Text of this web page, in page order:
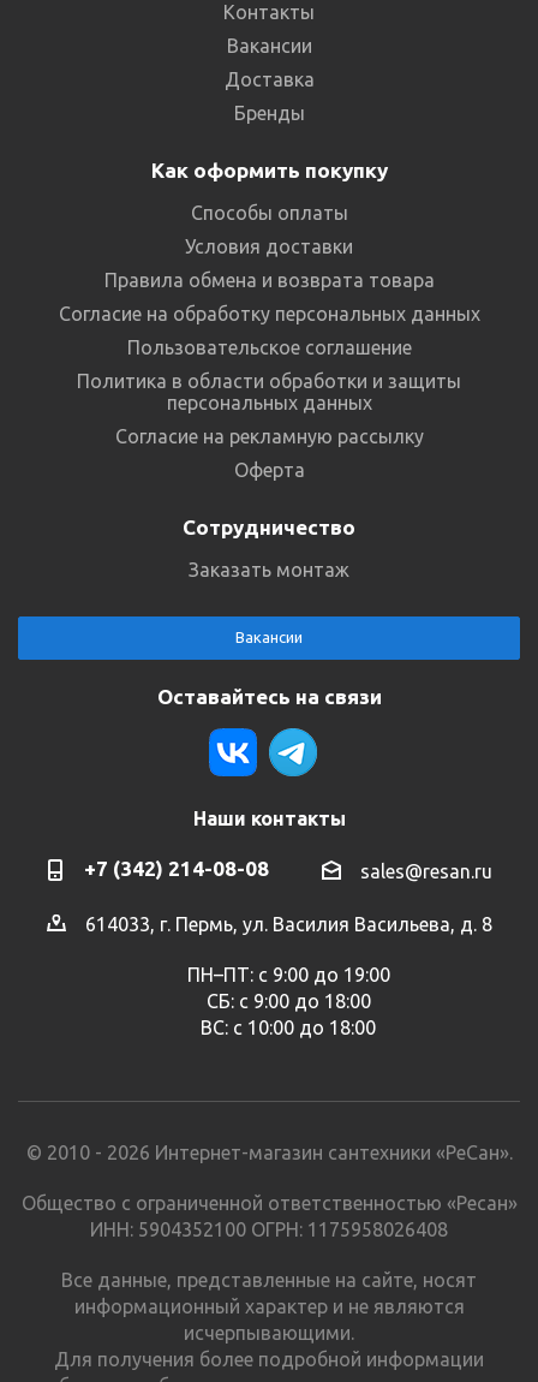
Контакты
Вакансии
Доставка
Бренды
Как оформить покупку
Способы оплаты
Условия доставки
Правила обмена и возврата товара
Согласие на обработку персональных данных
Пользовательское соглашение
Политика в области обработки и защиты
персональных данных
Согласие на рекламную рассылку
Оферта
Сотрудничество
Заказать монтаж
Вакансии
Оставайтесь на связи
Наши контакты
+7 (342) 214-08-08 sales@resan.ru
614033, г. Пермь, ул. Василия Васильева, д. 8
ПН–ПТ: с 9:00 до 19:00
СБ: с 9:00 до 18:00
ВС: с 10:00 до 18:00
© 2010 - 2026 Интернет-магазин сантехники «РеСан».
Общество с ограниченной ответственностью «Ресан»
ИНН: 5904352100 ОГРН: 1175958026408
Все данные, представленные на сайте, носят
информационный характер и не являются
исчерпывающими.
Для получения более подробной информации